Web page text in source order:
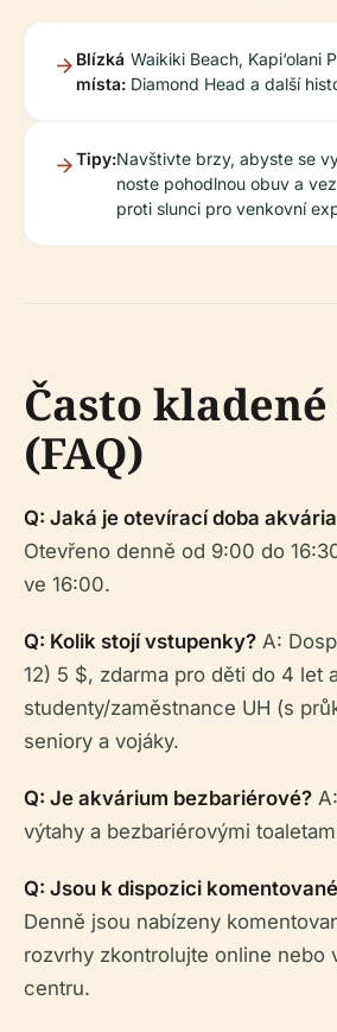
Blízká
místa:
Waikiki Beach, Kapi‘olani
Diamond Head a další
Tipy:Navštivte brzy, abyste se
noste pohodlnou obuv a
proti slunci pro venkovní
Často
(FAQ)
Q: Jaká je otevírací doba
Otevřeno denně od 9:00 do
ve 16:00.
Q: Kolik stojí vstupenky? A:
12) 5 $, zdarma pro děti do 4 let
studenty/zaměstnance UH (s
seniory a vojáky.
Q: Je akvárium bezbariérové?
výtahy a bezbariérovými
Q: Jsou k dispozici
Denně jsou nabízeny
rozvrhy zkontrolujte online nebo
centru.